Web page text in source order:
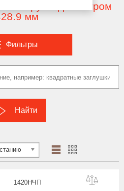
трубы диаметром
мм
Фильтры
Найти
1420Н ЧП